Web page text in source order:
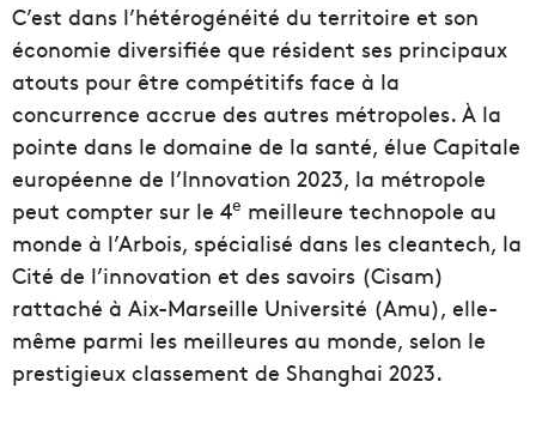
C’est dans l’hétérogénéité du territoire et son
économie diversifiée que résident ses principaux
atouts pour être compétitifs face à la
concurrence accrue des autres métropoles. À la
pointe dans le domaine de la santé, élue Capitale
européenne de l’Innovation 2023, la métropole
peut compter sur le 4e meilleure technopole au
monde à l’Arbois, spécialisé dans les cleantech, la
Cité de l’innovation et des savoirs (Cisam)
rattaché à Aix-Marseille Université (Amu), elle-
même parmi les meilleures au monde, selon le
prestigieux classement de Shanghai 2023.